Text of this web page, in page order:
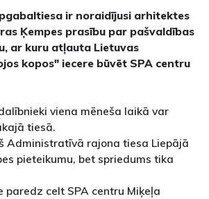
ir noraidījusi arhitektes
Ķempes prasību par pašvaldības
ar kuru atļauta Lietuvas
kopos" iecere būvēt SPA centru
viena mēneša laikā var
tiesā.
Administratīvā rajona tiesa Liepājā
pieteikumu, bet spriedums tika
paredz celt SPA centru Miķeļa